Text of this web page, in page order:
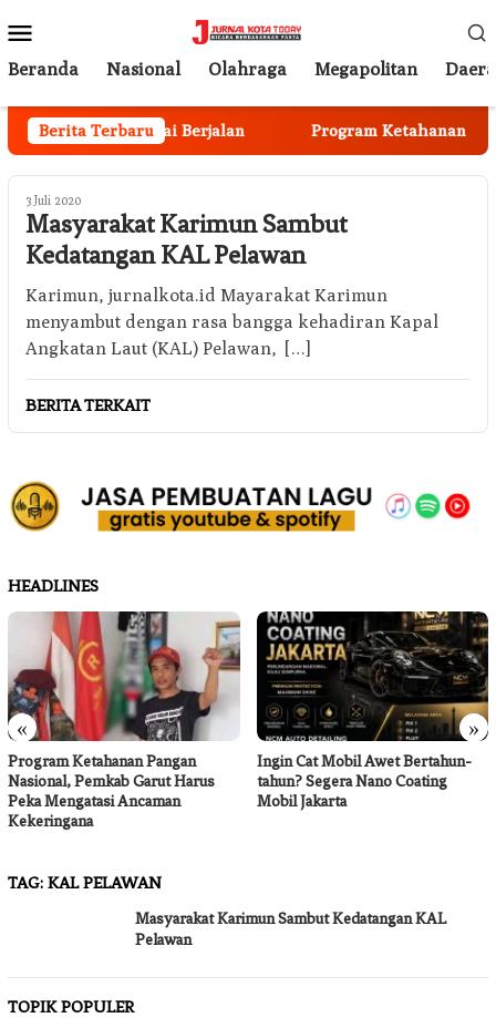
ke
kontenMobile
Beranda Nasional Olahraga Megapolitan
Berita Terbaru
Anggota Mulai Berjalan Program Ketahanan
3 Juli 2020
Masyarakat Karimun Sambut
Kedatangan KAL Pelawan
Karimun, jurnalkota.id Mayarakat Karimun
menyambut dengan rasa bangga kehadiran Kapal
Angkatan Laut (KAL) Pelawan, […]
BERITA TERKAIT
HEADLINES
« »
Program Ketahanan Pangan
Nasional, Pemkab Garut Harus
Peka Mengatasi Ancaman
Kekeringana
Ingin Cat Mobil Awet Bertahun-
tahun? Segera Nano Coating
Mobil Jakarta
TAG: KAL PELAWAN
Masyarakat Karimun Sambut Kedatangan KAL
Pelawan
TOPIK POPULER